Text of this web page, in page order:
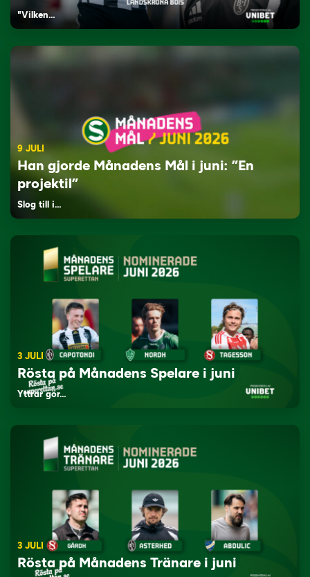
"Vilken…
9 JULI
Han gjorde Månadens Mål i juni: ”En
projektil”
Slog till i…
3 JULI
Rösta på Månadens Spelare i juni
Yttrar gör…
3 JULI
Rösta på Månadens Tränare i juni